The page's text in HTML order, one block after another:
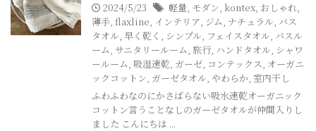
2024/5/23 軽量, モダン, kontex, おしゃれ,
薄手, flaxline, インテリア, ジム, ナチュラル, バス
タオル, 早く乾く , シンプル, フェイスタオル, バスル
ーム, サニタリールーム, 旅行, ハンドタオル, シャワ
ールーム, 吸湿速乾, ガーゼ, コンテックス, オーガニ
ックコットン, ガーゼタオル, やわらか, 室内干し
ふわふわなのにかさばらない吸水速乾オーガニック
コットン言うことなしのガーゼタオルが仲間入りし
ました こんにちは ...